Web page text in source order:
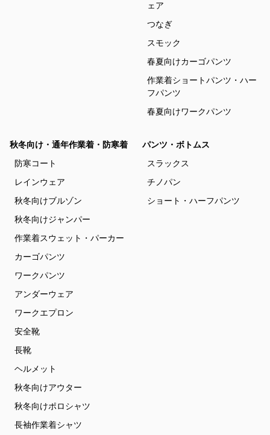
ェア
つなぎ
スモック
春夏向けカーゴパンツ
作業着ショートパンツ・ハー
フパンツ
春夏向けワークパンツ
秋冬向け・通年作業着・防寒着
防寒コート
レインウェア
秋冬向けブルゾン
秋冬向けジャンパー
作業着スウェット・パーカー
カーゴパンツ
ワークパンツ
アンダーウェア
ワークエプロン
安全靴
長靴
ヘルメット
秋冬向けアウター
秋冬向けポロシャツ
長袖作業着シャツ
パンツ・ボトムス
スラックス
チノパン
ショート・ハーフパンツ